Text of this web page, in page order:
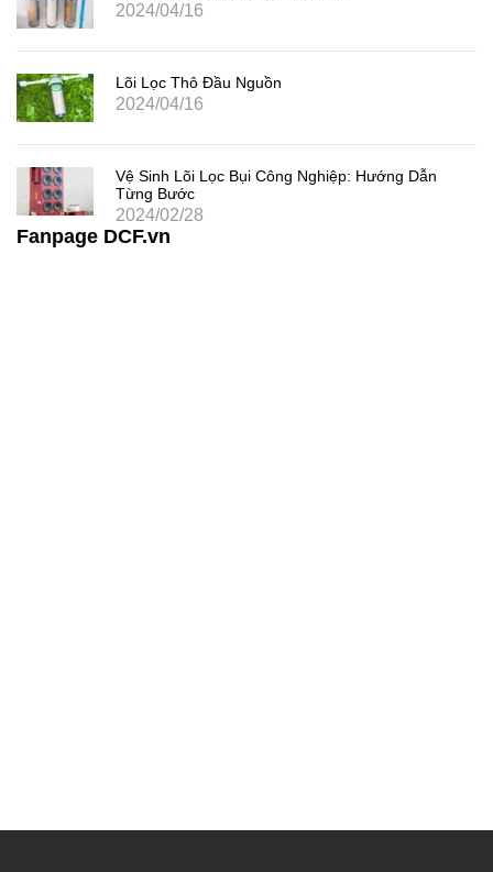
2024/04/16
Lõi Lọc Thô Đầu Nguồn
2024/04/16
Vệ Sinh Lõi Lọc Bụi Công Nghiệp: Hướng Dẫn
Từng Bước
2024/02/28
Fanpage DCF.vn